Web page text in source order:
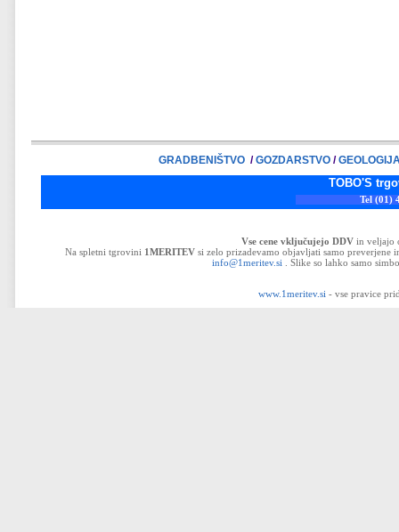
GRADBENIŠTVO /GOZDARSTVO/
TOBO'S trgovina
Tel (01) 43-32-
Vse cene vključujejo DDV in veljajo
Na spletni tgrovini 1MERITEVsi zelo prizadevamo objavljati samo preverjene
info@1meritev.si . Slike so lahko samo
www.1meritev.si - vse pravice